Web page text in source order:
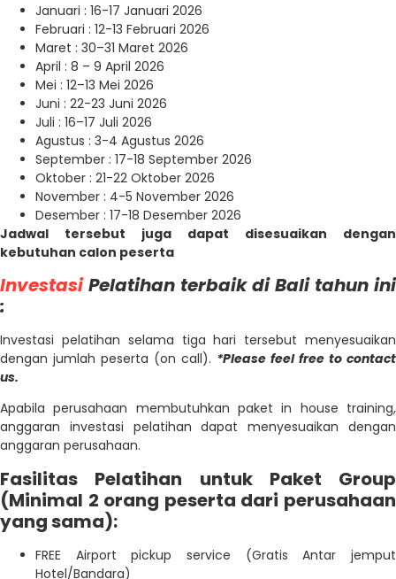
Januari : 16-17 Januari 2026
Februari : 12-13 Februari 2026
Maret : 30–31 Maret 2026
April : 8 – 9 April 2026
Mei : 12–13 Mei 2026
Juni : 22-23 Juni 2026
Juli : 16–17 Juli 2026
Agustus : 3-4 Agustus 2026
September : 17-18 September 2026
Oktober : 21-22 Oktober 2026
November : 4-5 November 2026
Desember : 17-18 Desember 2026
Jadwal tersebut juga dapat disesuaikan dengan
kebutuhan calon peserta
Investasi Pelatihan terbaik di Bali tahun ini
:
Investasi pelatihan selama tiga hari tersebut menyesuaikan
dengan jumlah peserta (on call). *Please feel free to contact
us.
Apabila perusahaan membutuhkan paket in house training,
anggaran investasi pelatihan dapat menyesuaikan dengan
anggaran perusahaan.
Fasilitas Pelatihan untuk Paket Group
(Minimal 2 orang peserta dari perusahaan
yang sama):
FREE Airport pickup service (Gratis Antar jemput
Hotel/Bandara)